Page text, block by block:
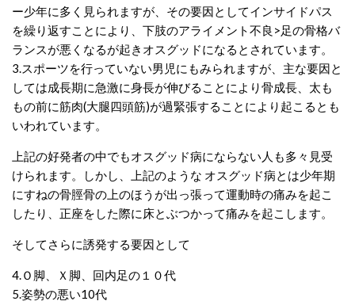
ー少年に多く見られますが、その要因としてインサイドパス
を繰り返すことにより、下肢のアライメント不良 >足の骨格バ
ランスが悪くなるが起きオスグッドになるとされています。
3.スポーツを行っていない男児にもみられますが、主な要因と
しては成長期に急激に身長が伸びることにより骨成長、太も
もの前に筋肉(大腿四頭筋)が過緊張することにより起こるとも
いわれています。
上記の好発者の中でもオスグッド病にならない人も多々見受
けられます。しかし、上記のような オスグッド病とは少年期
にすねの骨脛骨の上のほうが出っ張って運動時の痛みを起こ
したり、正座をした際に床とぶつかって痛みを起こします。
そしてさらに誘発する要因として
4.Ｏ脚、Ｘ脚、回内足の１０代
5.姿勢の悪い10代